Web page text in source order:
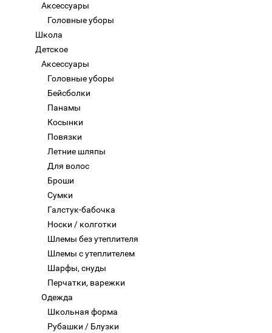
Аксессуары
Головные уборы
Школа
Детское
Аксессуары
Головные уборы
Бейсболки
Панамы
Косынки
Повязки
Летние шляпы
Для волос
Броши
Сумки
Галстук-бабочка
Носки / колготки
Шлемы без утеплителя
Шлемы с утеплителем
Шарфы, снуды
Перчатки, варежки
Одежда
Школьная форма
Рубашки / Блузки